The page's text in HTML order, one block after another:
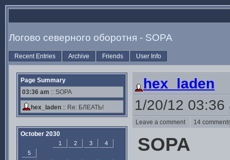
Логово северного оборотня - SOPA
Recent Entries Archive Friends User Info
Page Summary
03:36 am :: SOPA
hex_laden :: Re: БЛЕАТЬ!
October 2030
1 2 3
4
5
hex_laden
1/20/12 03:36
Leave a comment 14
SOPA